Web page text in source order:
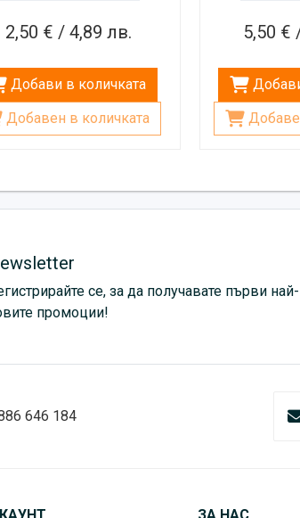
2,50 € / 4,89 лв.
Добави в количката
Добавен в количката
5,50 €
се, за да получавате първи най-
промоции!
646 184